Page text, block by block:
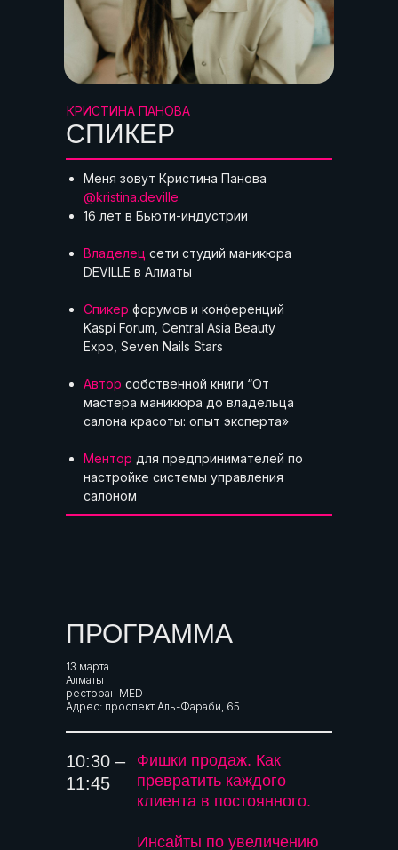
СПИКЕР
Меня зовут Кристина Панова
@kristina.deville
16 лет в Бьюти-индустрии
Владелец сети студий маникюра
DEVILLE в Алматы
Спикер форумов и конференций
Kaspi Forum, Central Asia Beauty
Expo, Seven Nails Stars
Автор собственной книги “От
мастера маникюра до владельца
салона красоты: опыт эксперта»
Ментор для предпринимателей по
настройке системы управления
салоном
КРИСТИНА ПАНОВА
13 марта
Алматы
ресторан MED
Адрес: проспект Аль-Фараби, 65
ПРОГРАММА
Фишки продаж. Как
превратить каждого
клиента в постоянного.
Инсайты по увеличению
10:30 –
11:45